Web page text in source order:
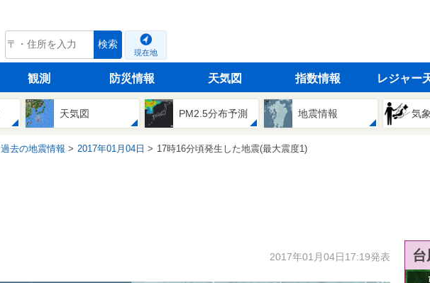
tenki.jp 検索
現在地
観測 防災情報 天気図 指数情報 レジャー
天気図 PM2.5分布予測 地震情報 気
過去の地震情報 2017年01月04日 17時16分頃発生した地震(最大震度1)
2017年01月04日17:19発表